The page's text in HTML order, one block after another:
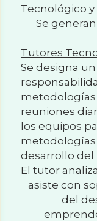
Tecnológico y
Se
Tutores
Se designa
metodologías
reuniones
los equipos
metodologías
desarrollo del
El tutor
asiste con
del